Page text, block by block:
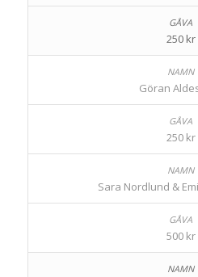
250 kr
Göran
250 kr
Sara Nordlund &
500 kr